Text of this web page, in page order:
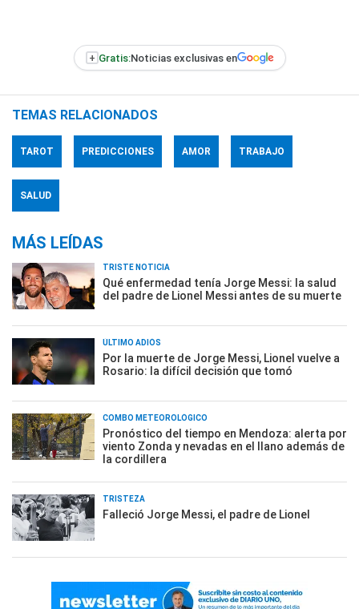
+ Gratis:Noticias exclusivas en
TEMAS RELACIONADOS
TAROT PREDICCIONES AMOR TRABAJO
SALUD
MÁS LEÍDAS
TRISTE NOTICIA
Qué enfermedad tenía Jorge Messi: la salud
del padre de Lionel Messi antes de su muerte
ÚLTIMO ADIÓS
Por la muerte de Jorge Messi, Lionel vuelve a
Rosario: la difícil decisión que tomó
COMBO METEOROLÓGICO
Pronóstico del tiempo en Mendoza: alerta por
viento Zonda y nevadas en el llano además de
la cordillera
TRISTEZA
Falleció Jorge Messi, el padre de Lionel